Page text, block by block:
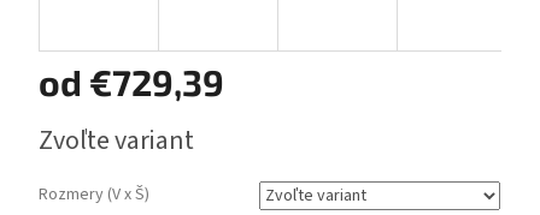
od €729,39
cena:
Zvoľte variant
Rozmery (V x Š)